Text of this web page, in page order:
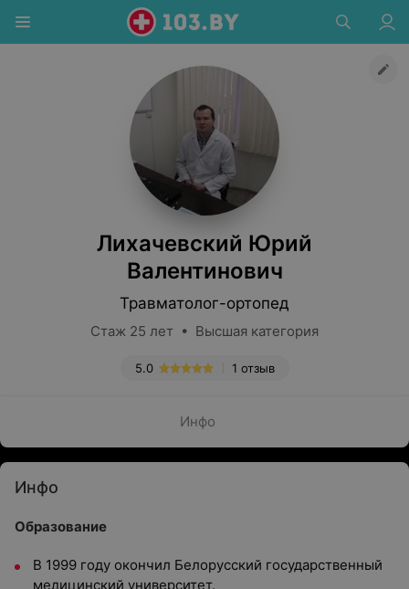
Лихачевский Юрий
Валентинович
Травматолог-ортопед
Стаж 25 лет • Высшая категория
1 отзыв
5.0
Инфо
Инфо
Образование
В 1999 году окончил Белорусский государственный
медицинский университет.